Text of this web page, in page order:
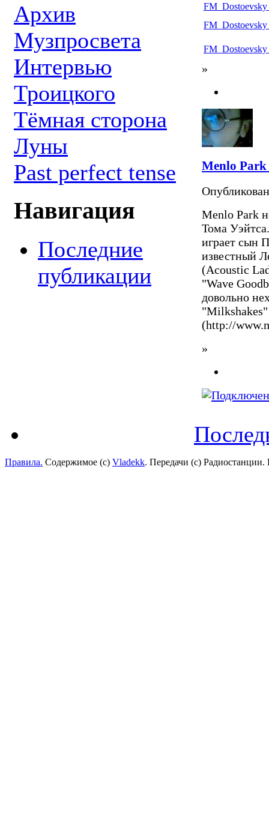
Архив
Музпросвета
Интервью
Троицкого
Тёмная сторона
Луны
Past perfect tense
Навигация
Последние
публикации
»
Menlo Park
Menlo Park
Тома
играет сын
известный
(Acoustic
"Wave
довольно
"Milkshakes"
(http://
»
Правила. Содержимое (с) Vladekk. Передачи (с)